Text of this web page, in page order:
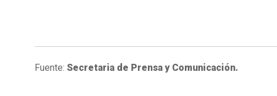
Fuente: Secretaria de Prensa y Comunicación.